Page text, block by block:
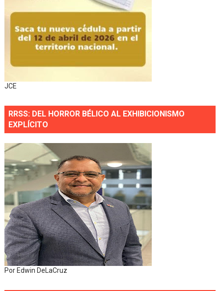
JCE
RRSS: DEL HORROR BÉLICO AL EXHIBICIONISMO
EXPLÍCITO
Por Edwin DeLaCruz